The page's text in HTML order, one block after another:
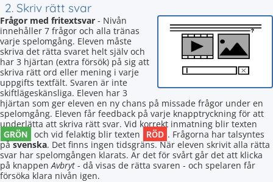
2. Skriv rätt svar
Frågor med fritextsvar - Nivån
innehåller 7 frågor och alla tränas
varje spelomgång. Eleven måste
skriva det rätta svaret helt själv och
har 3 hjärtan (extra försök) på sig att
skriva rätt ord eller mening i varje
uppgifts textfält. Svaren är inte
skiftlägeskänsliga. Eleven har 3
hjärtan som ger eleven en ny chans på missade frågor under en
spelomgång. Eleven får feedback på varje knapptryckning för att
underlätta att skriva rätt svar. Vid korrekt inmatning blir texten
GRÖN och vid felaktig blir texten RÖD . Frågorna har talsyntes
påsvenska. Det finns ingen tidsgräns. När eleven skrivit alla rätta
svar har spelomgången klarats. Är det för svårt går det att klicka
på knappenAvbryt - då visas de rätta svaren - och spelaren får
försöka klara nivån igen.